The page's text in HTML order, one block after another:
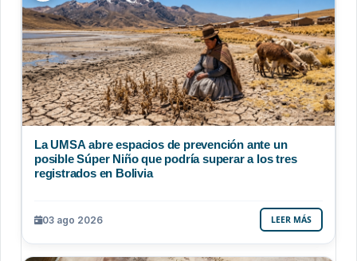
La UMSA abre espacios de prevención ante un
posible Súper Niño que podría superar a los tres
registrados en Bolivia
03 ago 2026 LEER MÁS